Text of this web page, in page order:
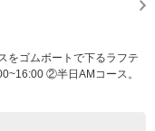
をゴムボートで下るラフテ
②半日AMコース。